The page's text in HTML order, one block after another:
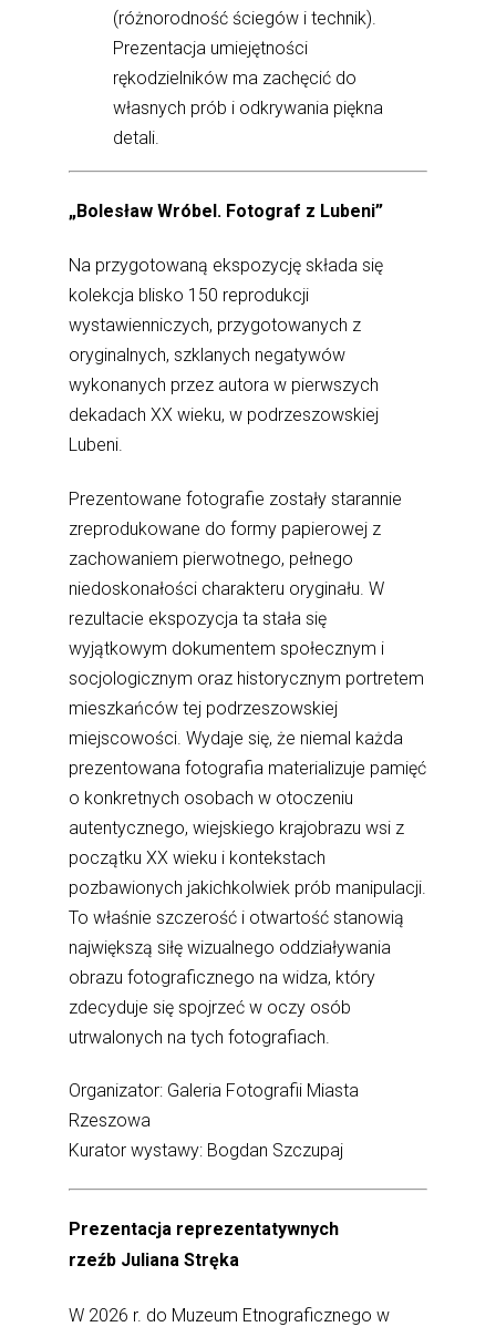
(różnorodność ściegów i technik).
Prezentacja umiejętności
rękodzielników ma zachęcić do
własnych prób i odkrywania piękna
detali.
„Bolesław Wróbel. Fotograf z Lubeni”
Na przygotowaną ekspozycję składa się
kolekcja blisko 150 reprodukcji
wystawienniczych, przygotowanych z
oryginalnych, szklanych negatywów
wykonanych przez autora w pierwszych
dekadach XX wieku, w podrzeszowskiej
Lubeni.
Prezentowane fotografie zostały starannie
zreprodukowane do formy papierowej z
zachowaniem pierwotnego, pełnego
niedoskonałości charakteru oryginału. W
rezultacie ekspozycja ta stała się
wyjątkowym dokumentem społecznym i
socjologicznym oraz historycznym portretem
mieszkańców tej podrzeszowskiej
miejscowości. Wydaje się, że niemal każda
prezentowana fotografia materializuje pamięć
o konkretnych osobach w otoczeniu
autentycznego, wiejskiego krajobrazu wsi z
początku XX wieku i kontekstach
pozbawionych jakichkolwiek prób manipulacji.
To właśnie szczerość i otwartość stanowią
największą siłę wizualnego oddziaływania
obrazu fotograficznego na widza, który
zdecyduje się spojrzeć w oczy osób
utrwalonych na tych fotografiach.
Organizator: Galeria Fotografii Miasta
Rzeszowa
Kurator wystawy: Bogdan Szczupaj
Prezentacja reprezentatywnych
rzeźb Juliana Stręka
W 2026 r. do Muzeum Etnograficznego w